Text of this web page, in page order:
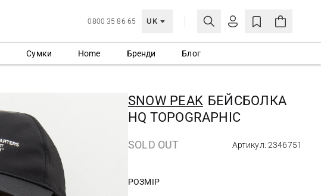
0800 35 86 65 UK
МОЯ ОБЛІКІВКА
Ще не зареєстровані?
СТВОРИТИ ОБЛІКІВКУ
Сумки Home Бренди Блог
SNOW PEAK БЕЙСБОЛКА
HQ TOPOGRAPHIC
SOLD OUT Артикул: 2346751
РОЗМІР